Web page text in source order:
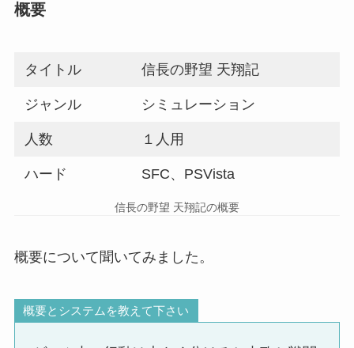
概要
タイトル 信長の野望 天翔記
ジャンル シミュレーション
人数 １人用
ハード SFC、PSVista
信長の野望 天翔記の概要
概要について聞いてみました。
概要とシステムを教えて下さい